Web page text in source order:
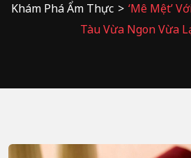
Khám Phá Ẩm Thực > ‘Mê Mệt’
Tàu Vừa Ngon Vừa